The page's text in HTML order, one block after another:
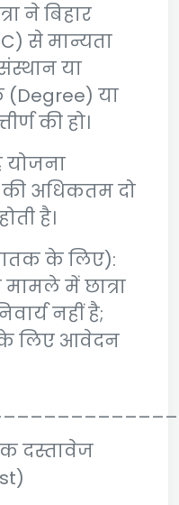
ने बिहार
से मान्यता
या
(Degree) या
की हो।
योजना
की अधिकतम दो
है।
के लिए):
में छात्रा
नहीं है;
लिए आवेदन
दस्तावेज